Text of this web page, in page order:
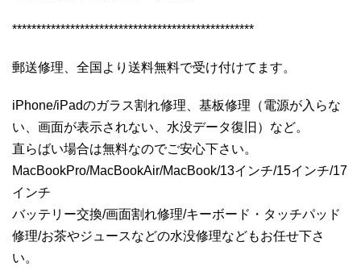
**************************************************
郵送修理、全国より送料無料で受け付けてます。
iPhone/iPadのガラス割れ修理、基板修理（電源が入らな
い、画面が表示されない、水没データ復旧）など。
直らばい場合は無料なのでご安心下さい。
MacBookPro/MacBookAir/MacBook/13インチ/15インチ/17
インチ
バッテリー交換/画面割れ修理/キーボード・タッチパッド
修理/お茶やジュースなどの水没修理などもお任せ下さ
い。